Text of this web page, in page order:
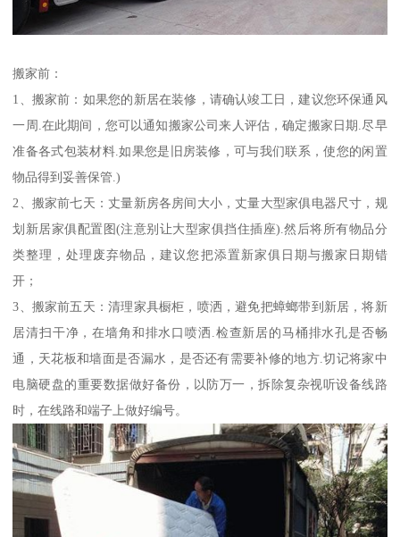
搬家前：
1、搬家前：如果您的新居在装修，请确认竣工日，建议您环保通风
一周.在此期间，您可以通知搬家公司来人评估，确定搬家日期.尽早
准备各式包装材料.如果您是旧房装修，可与我们联系，使您的闲置
物品得到妥善保管.)
2、搬家前七天：丈量新房各房间大小，丈量大型家俱电器尺寸，规
划新居家俱配置图(注意别让大型家俱挡住插座).然后将所有物品分
类整理，处理废弃物品，建议您把添置新家俱日期与搬家日期错
开；
3、搬家前五天：清理家具橱柜，喷洒，避免把蟑螂带到新居，将新
居清扫干净，在墙角和排水口喷洒.检查新居的马桶排水孔是否畅
通，天花板和墙面是否漏水，是否还有需要补修的地方.切记将家中
电脑硬盘的重要数据做好备份，以防万一，拆除复杂视听设备线路
时，在线路和端子上做好编号。